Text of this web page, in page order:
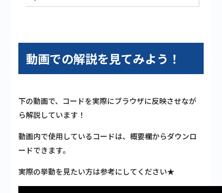
動画での解説を見てみよう！
下の動画で、コードを実際にブラウザに反映させなが
ら解説しています！
動画内で使用しているコードは、概要欄からダウンロ
ードできます。
実際の挙動を見たい方は参考にしてください★